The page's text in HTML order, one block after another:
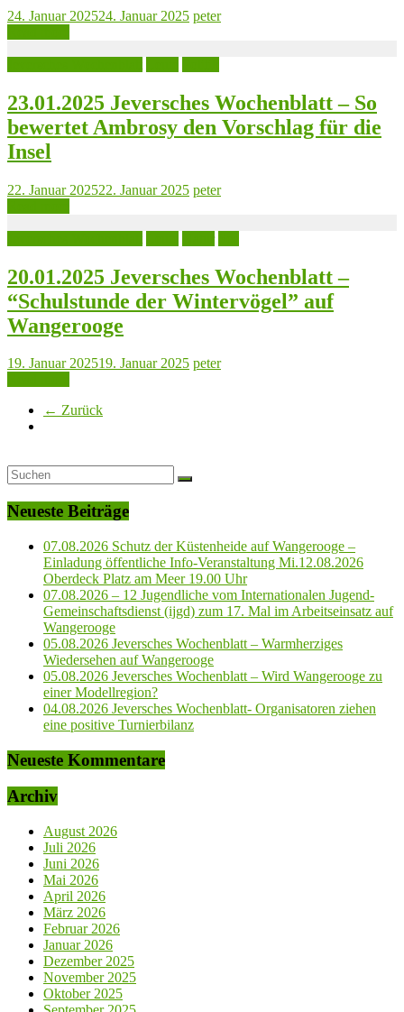
24. Januar 202524. Januar 2025 peter
23.01.2025 Jeversches Wochenblatt – So
bewertet Ambrosy den Vorschlag für die
Insel
22. Januar 202522. Januar 2025 peter
20.01.2025 Jeversches Wochenblatt –
“Schulstunde der Wintervögel” auf
Wangerooge
19. Januar 202519. Januar 2025 peter
← Zurück
Neueste Beiträge
07.08.2026 Schutz der Küstenheide auf Wangerooge –
Einladung öffentliche Info-Veranstaltung Mi.12.08.2026
Oberdeck Platz am Meer 19.00 Uhr
07.08.2026 – 12 Jugendliche vom Internationalen Jugend-
Gemeinschaftsdienst (ijgd) zum 17. Mal im Arbeitseinsatz auf
Wangerooge
05.08.2026 Jeversches Wochenblatt – Warmherziges
Wiedersehen auf Wangerooge
05.08.2026 Jeversches Wochenblatt – Wird Wangerooge zu
einer Modellregion?
04.08.2026 Jeversches Wochenblatt- Organisatoren ziehen
eine positive Turnierbilanz
Neueste Kommentare
Archiv
August 2026
Juli 2026
Juni 2026
Mai 2026
April 2026
März 2026
Februar 2026
Januar 2026
Dezember 2025
November 2025
Oktober 2025